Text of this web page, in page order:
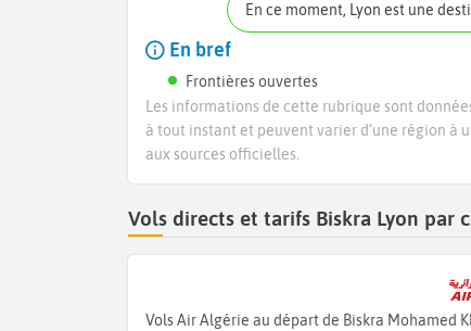
En ce moment, Lyon est une
En bref
Frontières ouvertes
Les informations de cette rubrique sont
à tout instant et peuvent varier d’une région à
aux sources officielles.
Vols directs et tarifs Biskra Lyon par
Vols Air Algérie au départ de Biskra Mohamed